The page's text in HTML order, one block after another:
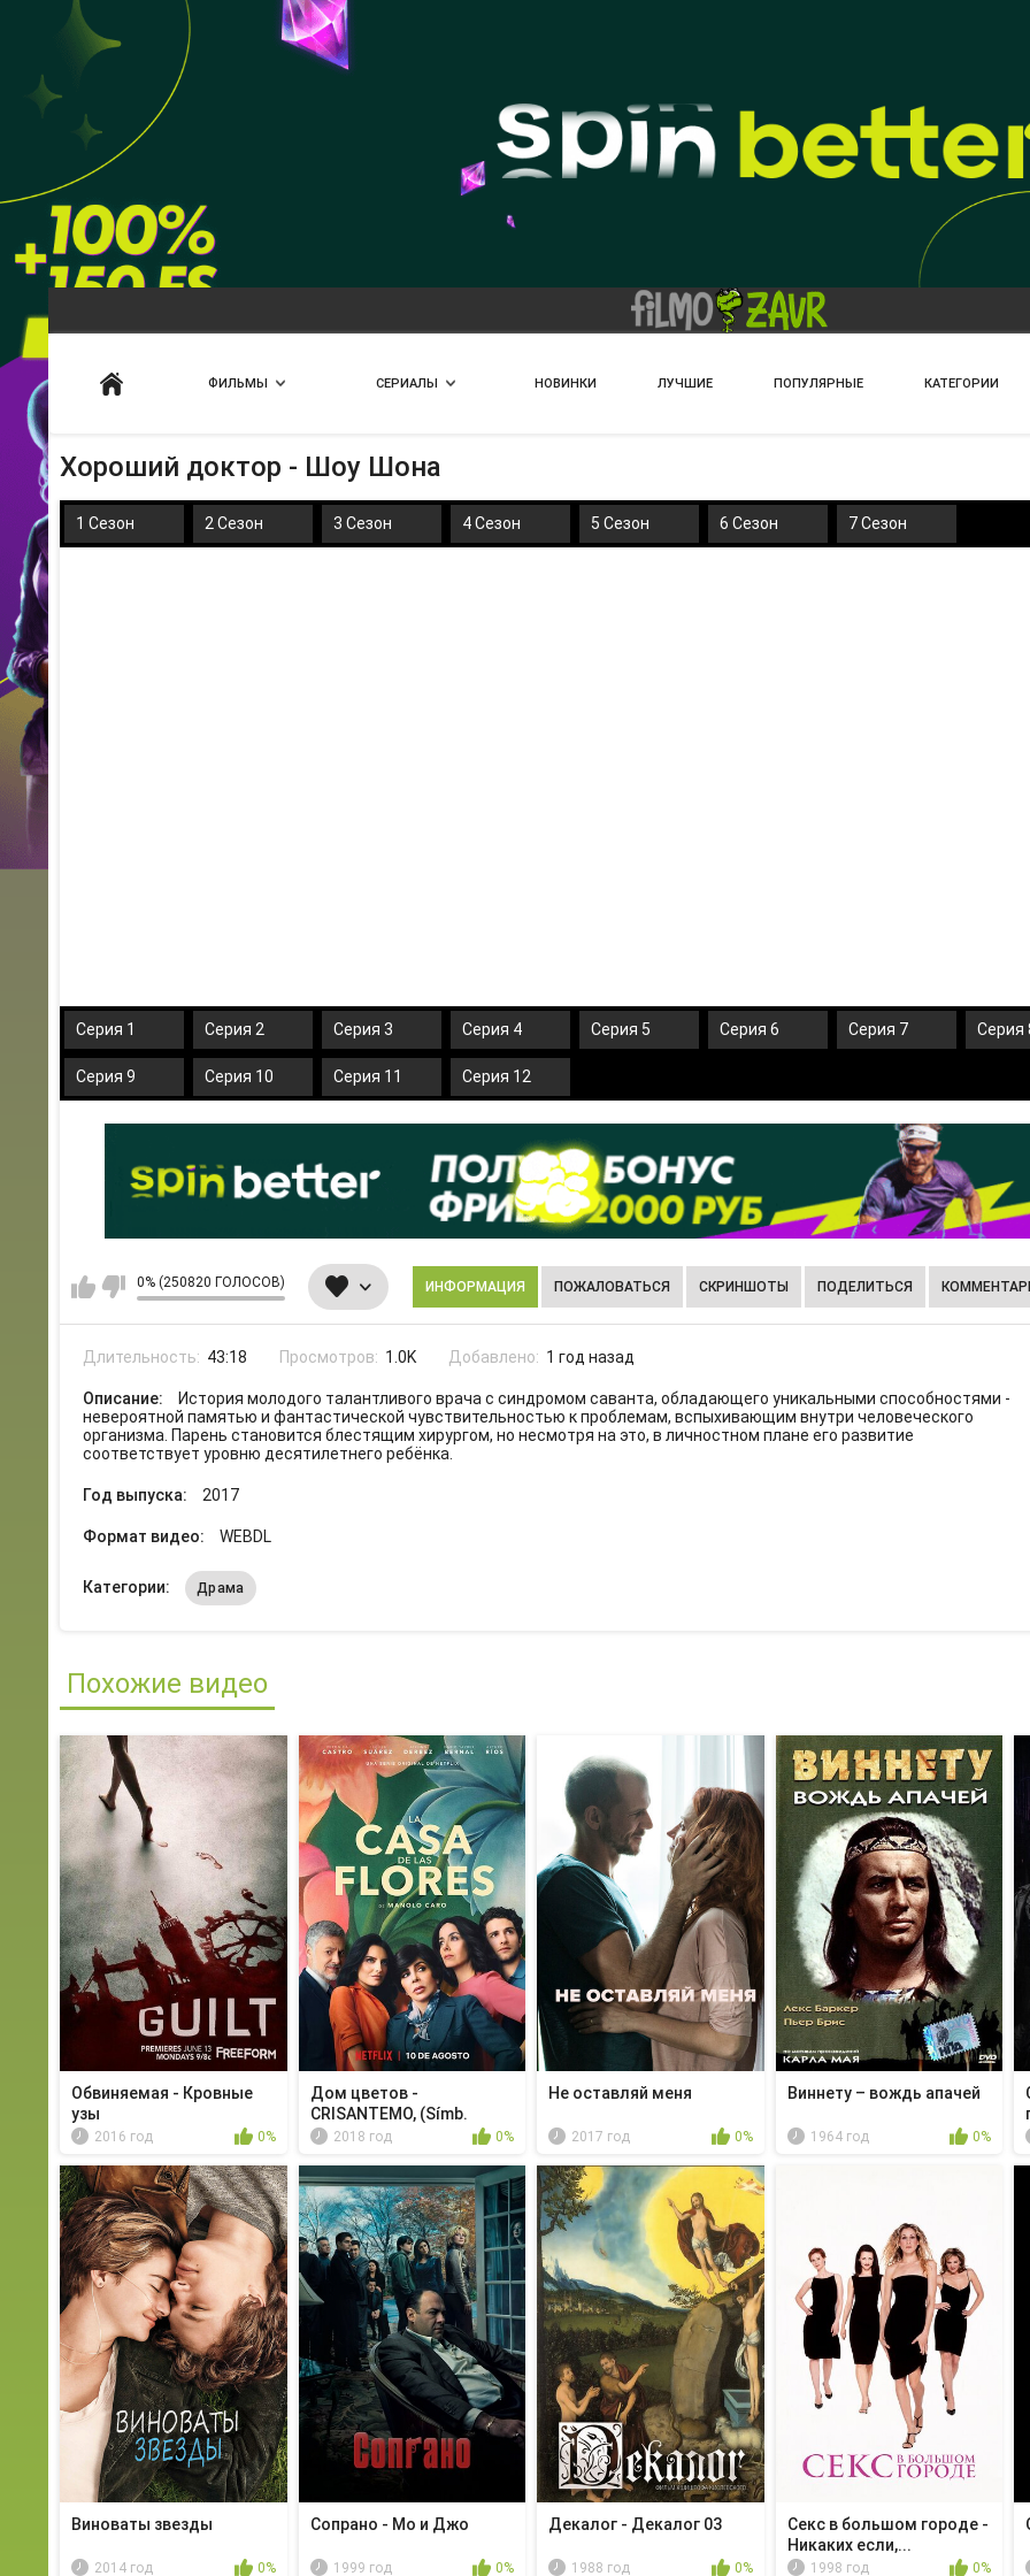
ФИЛЬМЫ СЕРИАЛЫ НОВИНКИ ЛУЧШИЕ ПОПУЛЯРНЫЕ КАТЕГОРИИ
Хороший доктор - Шоу Шона
1 Сезон 2 Сезон 3 Сезон 4 Сезон 5 Сезон 6 Сезон 7 Сезон
Серия 1 Серия 2 Серия 3 Серия 4 Серия 5 Серия 6 Серия 7 Серия
Серия 9 Серия 10 Серия 11 Серия 12
0% (250820 ГОЛОСОВ) ИНФОРМАЦИЯ ПОЖАЛОВАТЬСЯ СКРИНШОТЫ ПОДЕЛИТЬСЯ
Длительность: 43:18 Просмотров: 1.0K Добавлено: 1 год назад
Описание:
История молодого талантливого врача с синдромом саванта, обладающего уникальными способностями -
невероятной памятью и фантастической чувствительностью к проблемам, вспыхивающим внутри человеческого
организма. Парень становится блестящим хирургом, но несмотря на это, в личностном плане его развитие
соответствует уровню десятилетнего ребёнка.
Год выпуска: 2017
Формат видео: WEBDL
Категории: Драма
Похожие видео
Обвиняемая - Кровные
узы
2016 год 0%
Дом цветов -
CRISANTEMO, (Símb.
dolor)2018 год 0%
Не оставляй меня
2017 год 0%
Виннету – вождь апачей
1964 год 0%
Виноваты звезды
2014 год 0%
Сопрано - Мо и Джо
1999 год 0%
Декалог - Декалог 03
1988 год 0%
Секс в большом городе -
Никаких если,...
1998 год 0%